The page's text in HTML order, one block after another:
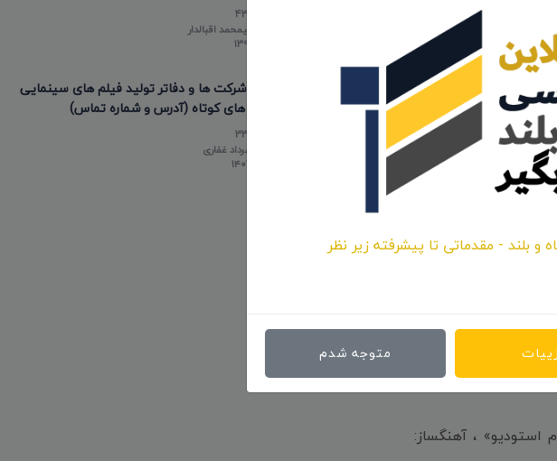
لینک خبر
است: «سقوط نور جنگ را از دیدگاه وهم آلود دختربچه ای 6 ساله روایت می کند. او در طی
استودیو» ، آهنگساز:
علیمحمد اقبالدار
۱۳۹۸/۰۵/۱۰
لیست شرکت ها و دفاتر تولید فیلم های سینمایی
و فیلم های کوتاه (آدرس و شماره تماس)
مهرداد غفاری
۱۴۰۳/۰۲/۲۰
و بلند - مقدماتی تا پیشرفته زیر نظر
متوجه شدم